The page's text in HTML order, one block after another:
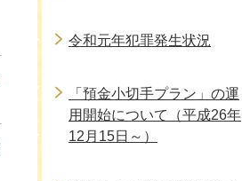
令和元年犯罪発生状況
「預金小切手プラン」の運
用開始について（平成26年
12月15日～）